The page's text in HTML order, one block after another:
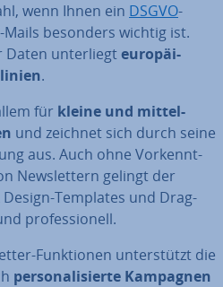
wenn Ihnen ein DSGVO-
besonders wichtig ist.
Daten un­ter­liegteu­ro­päi­
.
für kleine und mit­tel­
und zeichnet sich durch seine
aus. Auch ohne Vor­kennt­
News­let­tern gelingt der
Templates und Drag-
pro­fes­sio­nell.
Funk­tio­nen un­ter­stützt die
per­so­na­li­sier­te Kampagnen